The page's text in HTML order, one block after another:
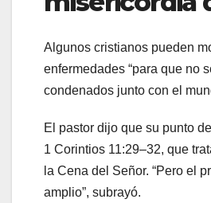
Algunos cristianos pueden
enfermedades “para que no
condenados junto con el
El pastor dijo que su punto
1 Corintios 11:29–32, que
la Cena del Señor. “Pero el
amplio”, subrayó.